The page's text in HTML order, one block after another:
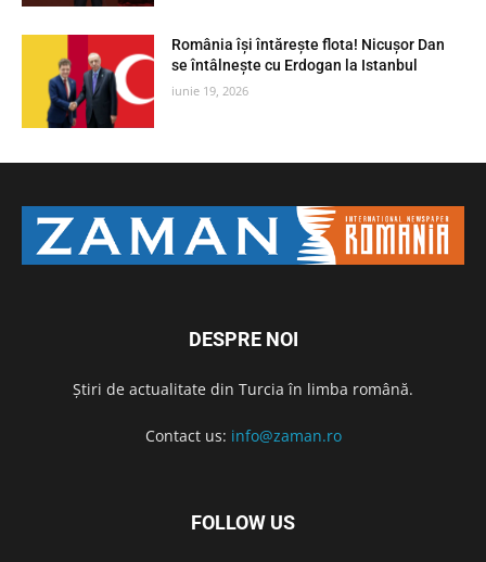
România își întărește flota! Nicușor Dan
se întâlnește cu Erdogan la Istanbul
iunie 19, 2026
DESPRE NOI
Știri de actualitate din Turcia în limba română.
Contact us: info@zaman.ro
FOLLOW US